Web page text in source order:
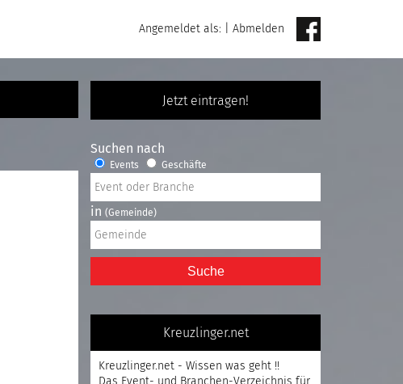
Angemeldet als: Abmelden
Jetzt eintragen!
Suchen nach
Events Geschäfte
in (Gemeinde)
Suche
Kreuzlinger.net
Kreuzlinger.net - Wissen was geht !!
Das Event- und Branchen-Verzeichnis für